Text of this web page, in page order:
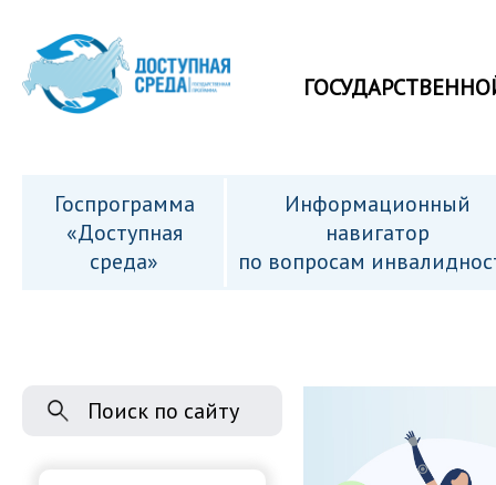
Госпрограмма
«Доступная
среда»
Информационный
навигатор
по вопросам
Поиск по сайту